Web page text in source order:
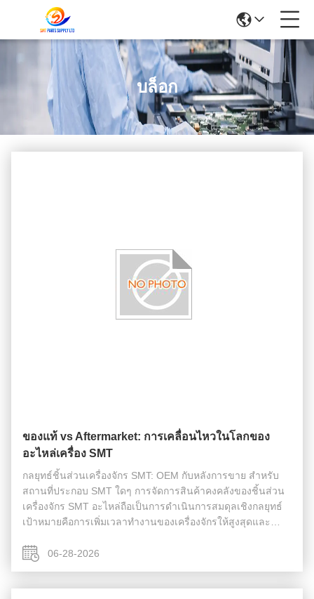
บล็อก
ของแท้ vs Aftermarket: การเคลื่อนไหวในโลกของ
อะไหล่เครื่อง SMT
กลยุทธ์ชิ้นส่วนเครื่องจักร SMT: OEM กับหลังการขาย สำหรับ
สถานที่ประกอบ SMT ใดๆ การจัดการสินค้าคงคลังของชิ้นส่วน
เครื่องจักร SMT อะไหล่ถือเป็นการดำเนินการสมดุลเชิงกลยุทธ์
เป้าหมายคือการเพิ่มเวลาทำงานของเครื่องจักรให้สูงสุดและ
ดำเนินงาน สิ่งนี้นำไปสู่การถ...
06-28-2026